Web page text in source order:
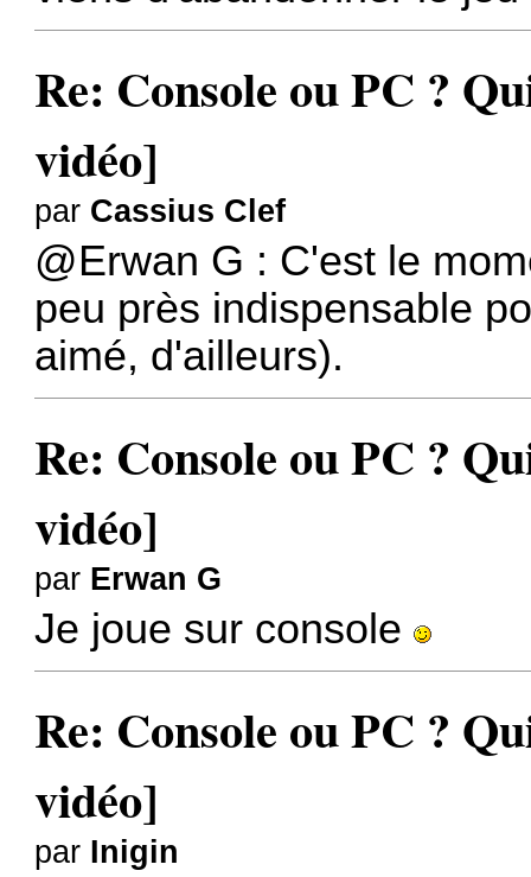
Re: Console ou PC ?
vidéo]
par Cassius Clef
@Erwan G : C'est le
peu près indispensable
aimé, d'ailleurs).
Re: Console ou PC ?
vidéo]
par Erwan G
Je joue sur console
Re: Console ou PC ?
vidéo]
par Inigin